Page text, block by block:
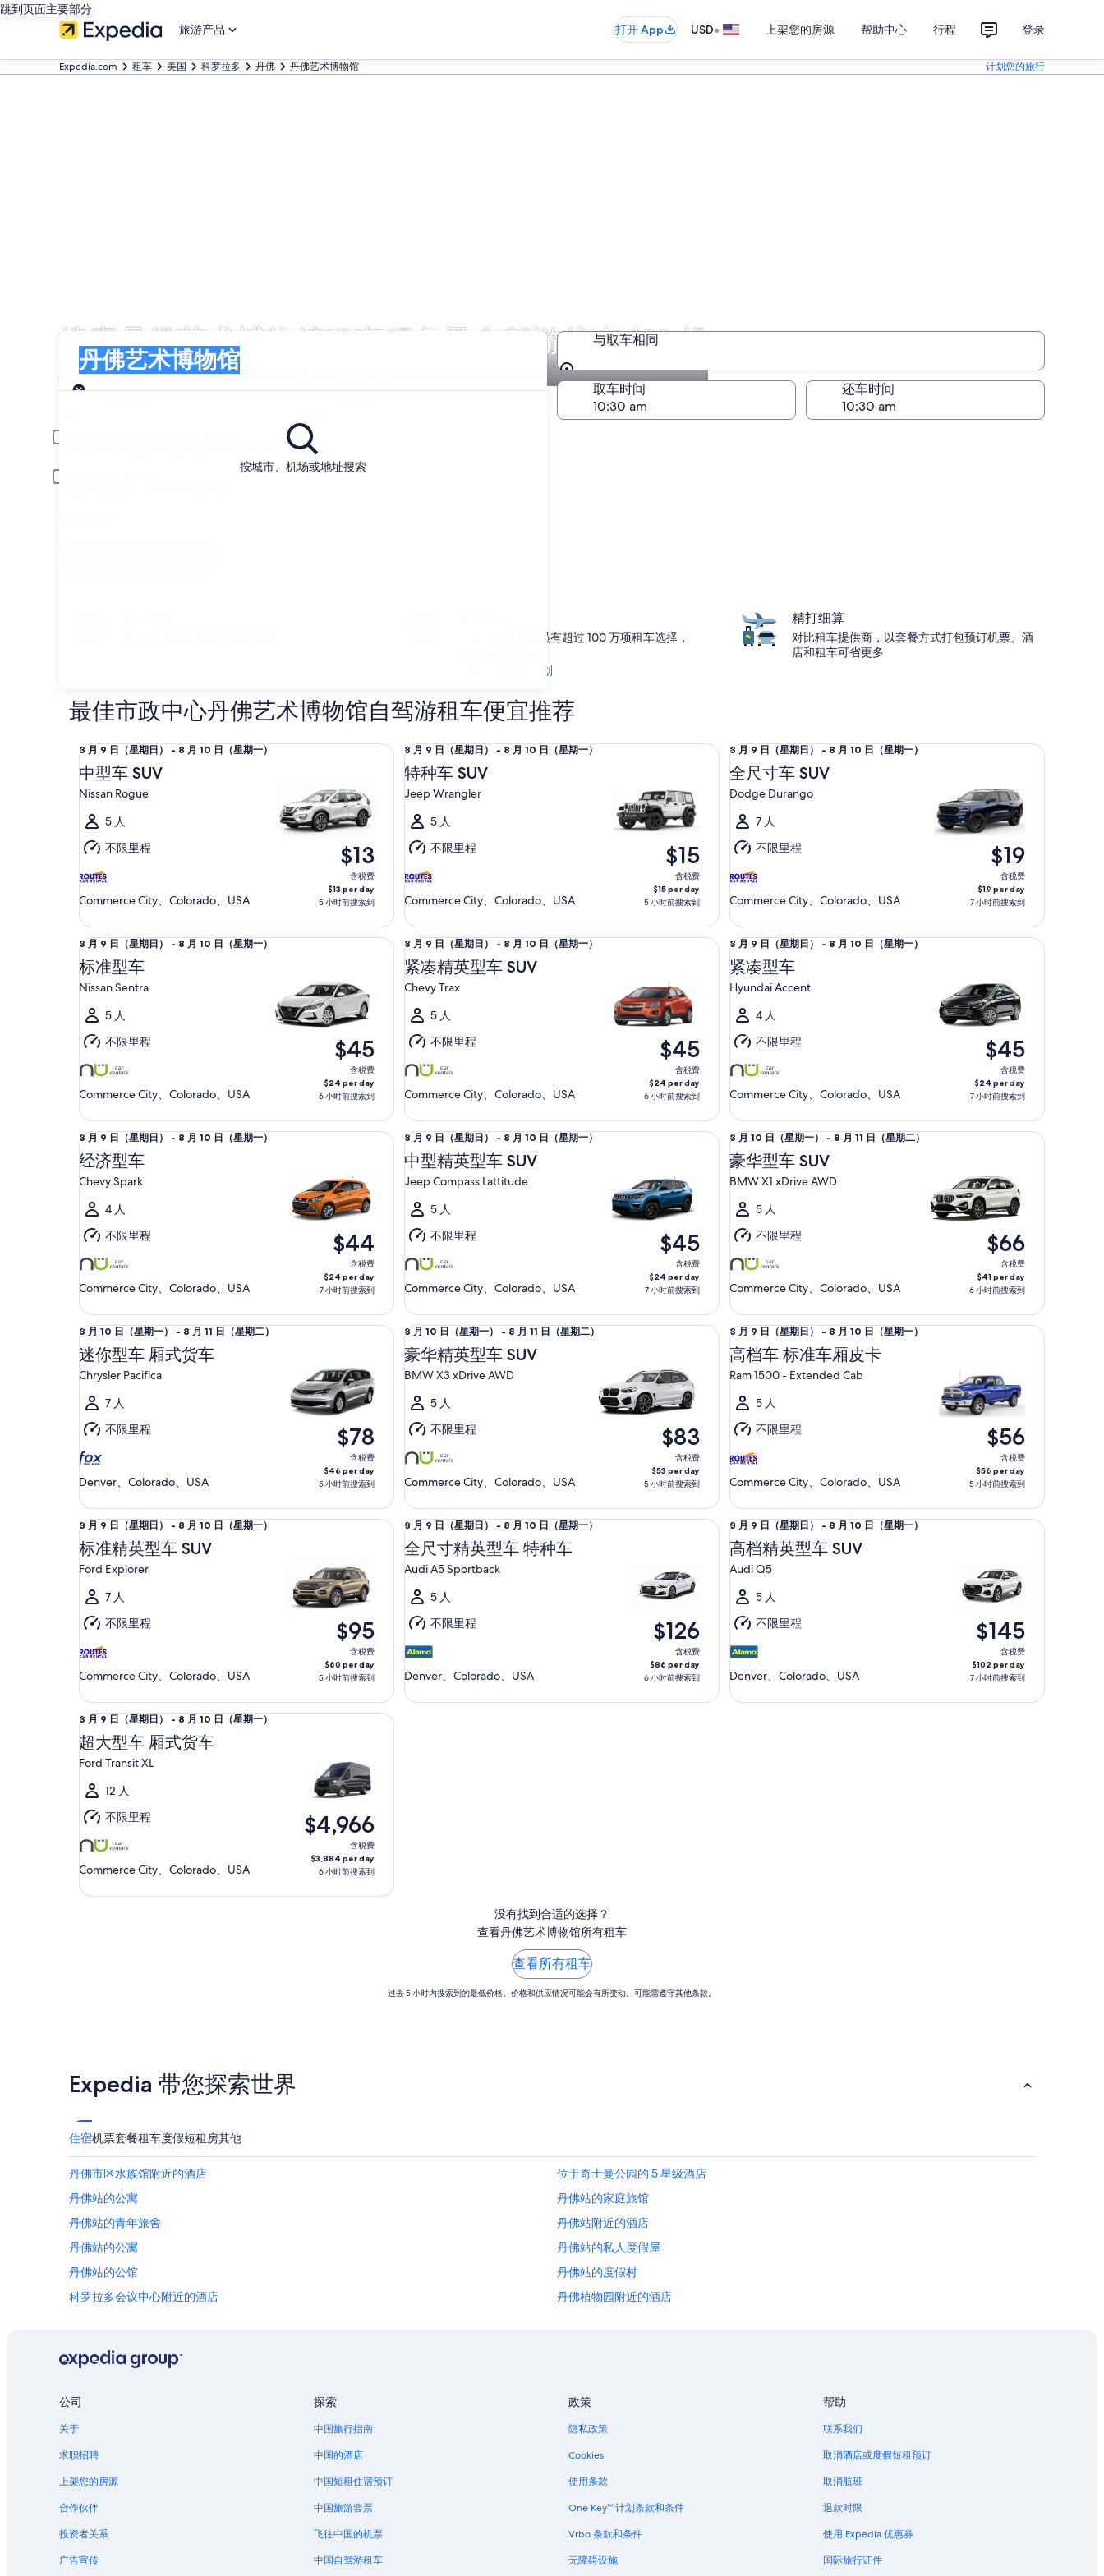
跳到页面主要部分
旅游产品
打开 App USD• 上架您的房源 帮助中心 行程 登录
Expedia.com 租车 美国 科罗拉多 丹佛 丹佛艺术博物馆 计划您的旅行
搜索丹佛艺术博物馆租车服务及自驾游优惠 $13 起
搜索并比较丹佛艺术博物馆的 家租车公司
取车
按城市、机场或地址搜索
丹佛艺术博物馆
取车
与取车相同
与取车相同
取车日期
还车日期
取车时间 还车时间
One Key 计划会员有超过 100 万项租车选择，
了解 One Key 计划
精打细算
对比租车提供商，以套餐方式打包预订机票、酒
店和租车可省更多
最佳市政中心丹佛艺术博物馆自驾游租车便宜推荐
8
月
9
（星
期
日）
至
8
10
日
（星
期
8 月 9 日（星期日） - 8 月 10 日（星期一）
中型车 SUV
Nissan Rogue
5 人
不限里程
Commerce City、Colorado、USA
$13
含税费
$13 per day
5 小时前搜索到
中型车 SUV Nissan Rogue
8
月
9
（星
期
日）
至
8
10
日
（星
期
8 月 9 日（星期日） - 8 月 10 日（星期一）
特种车 SUV
Jeep Wrangler
5 人
不限里程
Commerce City、Colorado、USA
$15
含税费
$15 per day
5 小时前搜索到
特种车 SUV Jeep Wrangler
8
月
9
（星
期
日）
至
8
10
日
（星
期
8 月 9 日（星期日） - 8 月 10 日（星期一）
全尺寸车 SUV
Dodge Durango
7 人
不限里程
Commerce City、Colorado、USA
$19
含税费
$19 per day
7 小时前搜索到
全尺寸车 SUV Dodge Durango
8
月
9
（星
期
日）
至
8
10
日
（星
期
8 月 9 日（星期日） - 8 月 10 日（星期一）
标准型车
Nissan Sentra
5 人
不限里程
Commerce City、Colorado、USA
$45
含税费
$24 per day
6 小时前搜索到
标准型车 Nissan Sentra
8
月
9
（星
期
日）
至
8
10
日
（星
期
8 月 9 日（星期日） - 8 月 10 日（星期一）
紧凑精英型车 SUV
Chevy Trax
5 人
不限里程
Commerce City、Colorado、USA
$45
含税费
$24 per day
6 小时前搜索到
紧凑精英型车 SUV Chevy Trax
8
月
9
日
（星
期
日）
至
8
10
日
（星
期
8 月 9 日（星期日） - 8 月 10 日（星期一）
紧凑型车
Hyundai Accent
4 人
不限里程
Commerce City、Colorado、USA
$45
含税费
$24 per day
7 小时前搜索到
紧凑型车 Hyundai Accent
8
月
9
（星
期
日）
至
8
10
日
（星
期
8 月 9 日（星期日） - 8 月 10 日（星期一）
经济型车
Chevy Spark
4 人
不限里程
Commerce City、Colorado、USA
$44
含税费
$24 per day
7 小时前搜索到
经济型车 Chevy Spark
8
月
9
（星
期
日）
至
8
10
日
（星
期
8 月 9 日（星期日） - 8 月 10 日（星期一）
中型精英型车 SUV
Jeep Compass Lattitude
5 人
不限里程
Commerce City、Colorado、USA
$45
含税费
$24 per day
7 小时前搜索到
中型精英型车 SUV Jeep Compass Lattitude
8
月
10
（星
期
一）
至
8
11
日
（星
期
8 月 10 日（星期一） - 8 月 11 日（星期二）
豪华型车 SUV
BMW X1 xDrive AWD
5 人
不限里程
Commerce City、Colorado、USA
$66
含税费
$41 per day
6 小时前搜索到
豪华型车 SUV BMW X1 xDrive AWD
8
月
10
（星
期
一）
至
8
11
日
（星
期
8 月 10 日（星期一） - 8 月 11 日（星期二）
迷你型车 厢式货车
Chrysler Pacifica
7 人
不限里程
Denver、Colorado、USA
$78
含税费
$46 per day
5 小时前搜索到
迷你型车 厢式货车 Chrysler Pacifica
8
月
10
（星
期
一）
至
8
11
日
（星
期
8 月 10 日（星期一） - 8 月 11 日（星期二）
豪华精英型车 SUV
BMW X3 xDrive AWD
5 人
不限里程
Commerce City、Colorado、USA
$83
含税费
$53 per day
5 小时前搜索到
豪华精英型车 SUV BMW X3 xDrive AWD
8
月
9
（星
期
日）
至
8
10
日
（星
期
8 月 9 日（星期日） - 8 月 10 日（星期一）
高档车 标准车厢皮卡
Ram 1500 - Extended Cab
5 人
不限里程
Commerce City、Colorado、USA
$56
含税费
$56 per day
5 小时前搜索到
高档车 标准车厢皮卡 Ram 1500 - Extended Cab
8
月
9
（星
期
日）
至
8
10
日
（星
期
8 月 9 日（星期日） - 8 月 10 日（星期一）
标准精英型车 SUV
Ford Explorer
7 人
不限里程
Commerce City、Colorado、USA
$95
含税费
$60 per day
5 小时前搜索到
标准精英型车 SUV Ford Explorer
8
月
9
（星
期
日）
至
8
10
8 月 9 日（星期日） - 8 月 10 日（星期一）
全尺寸精英型车 特种车
Audi A5 Sportback
5 人
不限里程
Denver、Colorado、USA
$126
含税费
$86 per day
6 小时前搜索到
全尺寸精英型车 特种车 Audi A5 Sportback
8
月
9
（星
期
日）
至
8
10
8 月 9 日（星期日） - 8 月 10 日（星期一）
高档精英型车 SUV
Audi Q5
5 人
不限里程
Denver、Colorado、USA
$145
含税费
$102 per day
7 小时前搜索到
高档精英型车 SUV Audi Q5
8
月
9
（星
期
日）
至
8
10
8 月 9 日（星期日） - 8 月 10 日（星期一）
超大型车 厢式货车
Ford Transit XL
12 人
不限里程
Commerce City、Colorado、USA
$4,966
含税费
$3,884 per day
6 小时前搜索到
超大型车 厢式货车 Ford Transit XL
没有找到合适的选择？
查看丹佛艺术博物馆所有租车
查看所有租车
过去 5 小时内搜索到的最低价格。价格和供应情况可能会有所变动。可能需遵守其他条款。
Expedia 带您探索世界
住宿机票套餐租车度假短租房其他
丹佛市区水族馆附近的酒店
位于奇士曼公园的 5 星级酒店
丹佛站的公寓
丹佛站的家庭旅馆
丹佛站的青年旅舍
丹佛站附近的酒店
丹佛站的公寓
丹佛站的私人度假屋
丹佛站的公馆
丹佛站的度假村
科罗拉多会议中心附近的酒店
丹佛植物园附近的酒店
会议中心站的公寓酒店
位于林肯公园的设有泳池的酒店
林肯公园的酒店
丹佛的胶囊酒店
丹佛的城堡
丹佛的木屋
丹佛的村舍
丹佛的家庭旅馆
公司
关于
求职招聘
上架您的房源
合作伙伴
投资者关系
广告宣传
探索
中国旅行指南
中国的酒店
中国短租住宿预订
中国旅游套票
飞往中国的机票
中国自驾游租车
政策
隐私政策
Cookies
使用条款
One Key™ 计划条款和条件
Vrbo 条款和条件
无障碍设施
帮助
联系我们
取消酒店或度假短租预订
取消航班
退款时限
使用 Expedia 优惠券
国际旅行证件